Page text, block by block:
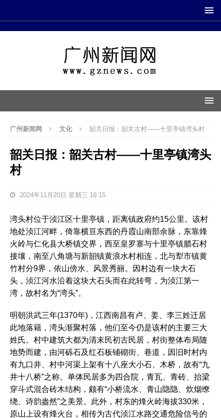
广州新闻网 文化 韶关日报：韶关古村——十里亭镇湾头村
韶关日报：韶关古村——十里亭镇湾头
村
2024年11月20日 星期三 16:15
湾头村位于浈江区十里亭镇，距离镇政府约15公里。该村
地处浈江河畔，倚靠横亘东西的丹霞山南部余脉，东靠烽
火岭与仁化县大桥镇交界，西至皇罗寨与十里亭镇腊石村
接壤，南至八角塘与新韶镇黄浪水村相连，北与犁市镇黄
竹村分9界，依山傍水、风景秀丽。因村边有一块大石
头，浈江河水沿着这块大石头而在此转弯，为浈江第一
湾，故村名为“湾头”。
明朝洪武三年(1370年)，江西南昌有卢、姜、李三姓迁居
此地落籍，湾头渐聚村落，他们至今仍是该村的主要三大
姓氏。村中建筑大都为清末民初古民居，村街整体布局随
地势而建，由河砾石及红石板铺砌街、巷道，因旧时村内
有九口井、村中河渠上架有十八座大小石、木桥，故有“九
井十八桥”之称。单体民居多为四合院，青瓦、青砖、抬梁
穿斗式混合砖木结构，颇有“小桥流水、青山隐隐、炊烟缭
绕、诗韵盎然”之美景。此外，村东的烽火岭海拔330米，
原山上设有烽火台，相传为古代浈江水路交通危险信号的